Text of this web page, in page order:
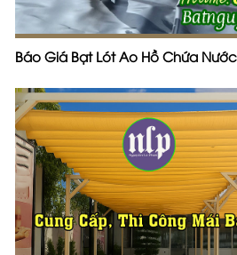
Báo Giá Bạt Lót Ao Hồ Chứa